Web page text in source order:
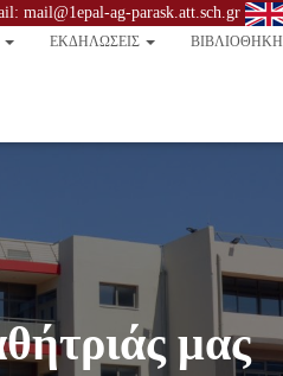
mail@1epal-ag-parask.att.sch.gr
ΕΚΔΗΛΩΣΕΙΣ ΒΙΒΛΙΟΘΉΚΗ
μας